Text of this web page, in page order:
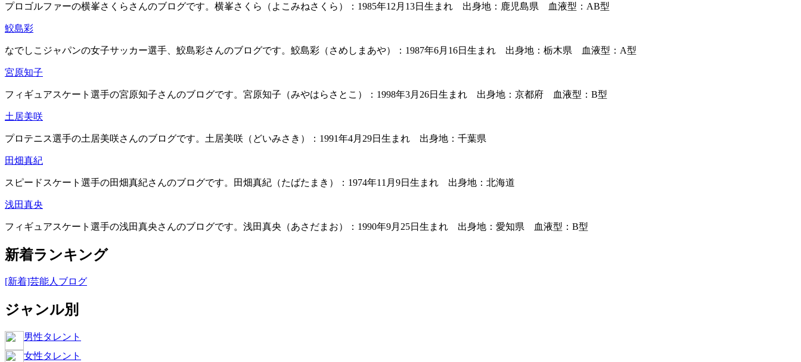
プロゴルファーの横峯さくらさんのブログです。横峯さくら（よこみねさくら）：1985年12月13日生まれ 出身地：鹿児島県 血液型：AB型
鮫島彩
なでしこジャパンの女子サッカー選手、鮫島彩さんのブログです。鮫島彩（さめしまあや）：1987年6月16日生まれ 出身地：栃木県 血液型：A型
宮原知子
フィギュアスケート選手の宮原知子さんのブログです。宮原知子（みやはらさとこ）：1998年3月26日生まれ 出身地：京都府 血液型：B型
土居美咲
プロテニス選手の土居美咲さんのブログです。土居美咲（どいみさき）：1991年4月29日生まれ 出身地：千葉県
田畑真紀
スピードスケート選手の田畑真紀さんのブログです。田畑真紀（たばたまき）：1974年11月9日生まれ 出身地：北海道
浅田真央
フィギュアスケート選手の浅田真央さんのブログです。浅田真央（あさだまお）：1990年9月25日生まれ 出身地：愛知県 血液型：B型
新着ランキング
[新着]芸能人ブログ
ジャンル別
男性タレント
女性タレント